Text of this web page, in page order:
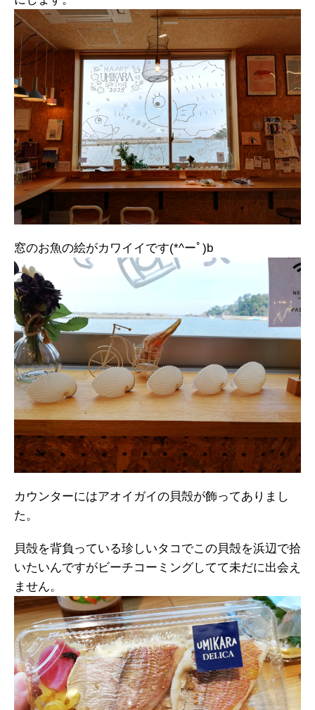
窓のお魚の絵がカワイイです(*^ーﾟ)b
カウンターにはアオイガイの貝殻が飾ってありまし
た。
貝殻を背負っている珍しいタコでこの貝殻を浜辺で拾
いたいんですがビーチコーミングしてて未だに出会え
ません。